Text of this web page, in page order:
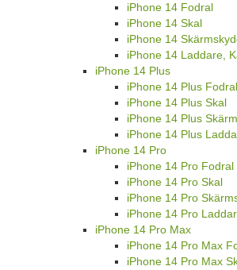
iPhone 14 Fodral
iPhone 14 Skal
iPhone 14
iPhone 14 Laddare,
iPhone 14 Plus
iPhone 14 Plus Fodral
iPhone 14 Plus Skal
iPhone 14 Plus
iPhone 14 Plus
iPhone 14 Pro
iPhone 14 Pro Fodral
iPhone 14 Pro Skal
iPhone 14 Pro
iPhone 14 Pro
iPhone 14 Pro Max
iPhone 14 Pro Max
iPhone 14 Pro Max